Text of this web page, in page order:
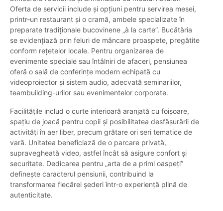
Oferta de servicii include și opțiuni pentru servirea mesei,
printr-un restaurant și o cramă, ambele specializate în
preparate tradiționale bucovinene „à la carte”. Bucătăria
se evidențiază prin feluri de mâncare proaspete, pregătite
conform rețetelor locale. Pentru organizarea de
evenimente speciale sau întâlniri de afaceri, pensiunea
oferă o sală de conferințe modern echipată cu
videoproiector și sistem audio, adecvată seminariilor,
teambuilding-urilor sau evenimentelor corporate.
Facilitățile includ o curte interioară aranjată cu foișoare,
spațiu de joacă pentru copii și posibilitatea desfășurării de
activități în aer liber, precum grătare ori seri tematice de
vară. Unitatea beneficiază de o parcare privată,
supravegheată video, astfel încât să asigure confort și
securitate. Dedicarea pentru „arta de a primi oaspeți”
definește caracterul pensiunii, contribuind la
transformarea fiecărei șederi într-o experiență plină de
autenticitate.